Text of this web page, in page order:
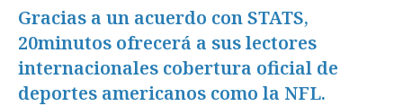
Gracias a un acuerdo con STATS,
20minutos ofrecerá a sus lectores
internacionales cobertura oficial de
deportes americanos como la NFL.